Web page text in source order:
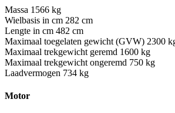
Massa 1566 kg
Wielbasis in cm 282 cm
Lengte in cm 482 cm
Maximaal toegelaten gewicht (GVW) 2300
Maximaal trekgewicht geremd 1600 kg
Maximaal trekgewicht ongeremd 750 kg
Laadvermogen 734 kg
Motor